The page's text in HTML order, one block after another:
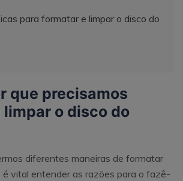
para formatar e limpar o disco do
que precisamos
o disco do
diferentes maneiras de formatar
é vital entender as razões para o fazê-